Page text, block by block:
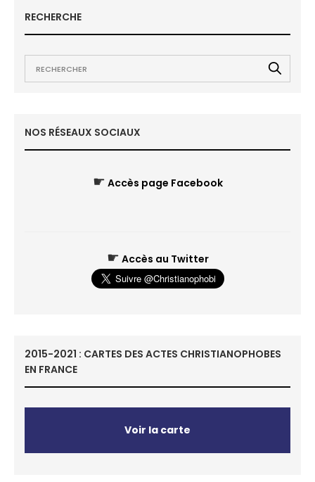
RECHERCHE
NOS RÉSEAUX SOCIAUX
☛ Accès page Facebook
☛ Accès au Twitter
2015-2021 : CARTES DES ACTES CHRISTIANOPHOBES
EN FRANCE
Voir la carte